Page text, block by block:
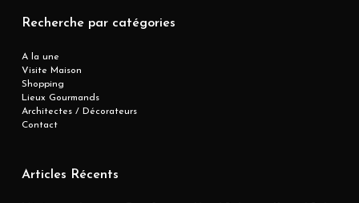
Recherche par catégories
A la une
Visite Maison
Shopping
Lieux Gourmands
Architectes / Décorateurs
Contact
Articles Récents